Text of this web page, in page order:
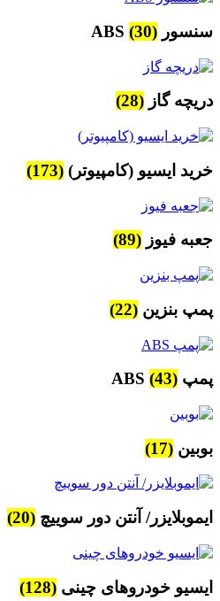
سنسور ABS (30)
دریچه گاز (28)
خرید ایسیو (کامپیوتر) (173)
جعبه فیوز (89)
پمپ بنزین (22)
پمپ ABS (43)
بوبین (17)
ایموبلایزر/ آنتن دور سوییچ (20)
ایسیو خودروهای چینی (128)